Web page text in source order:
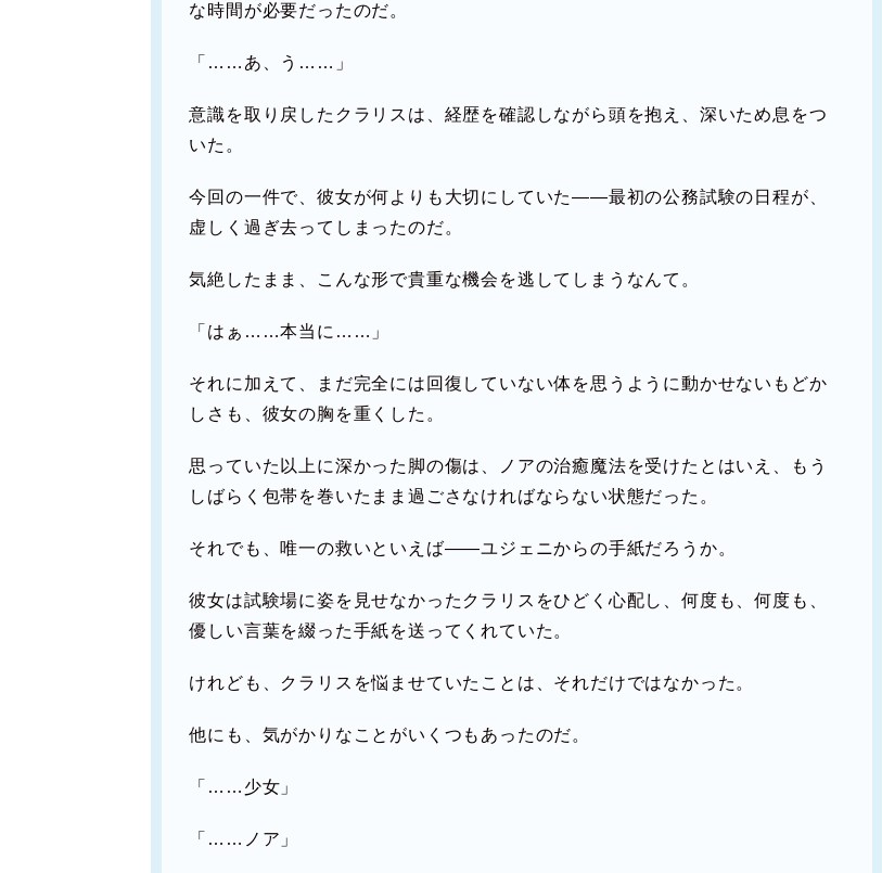
な時間が必要だったのだ。
「……あ、う……」
意識を取り戻したクラリスは、経歴を確認しながら頭を抱え、深いため息をつ
いた。
今回の一件で、彼女が何よりも大切にしていた――最初の公務試験の日程が、
虚しく過ぎ去ってしまったのだ。
気絶したまま、こんな形で貴重な機会を逃してしまうなんて。
「はぁ……本当に……」
それに加えて、まだ完全には回復していない体を思うように動かせないもどか
しさも、彼女の胸を重くした。
思っていた以上に深かった脚の傷は、ノアの治癒魔法を受けたとはいえ、もう
しばらく包帯を巻いたまま過ごさなければならない状態だった。
それでも、唯一の救いといえば――ユジェニからの手紙だろうか。
彼女は試験場に姿を見せなかったクラリスをひどく心配し、何度も、何度も、
優しい言葉を綴った手紙を送ってくれていた。
けれども、クラリスを悩ませていたことは、それだけではなかった。
他にも、気がかりなことがいくつもあったのだ。
「……少女」
「……ノア」